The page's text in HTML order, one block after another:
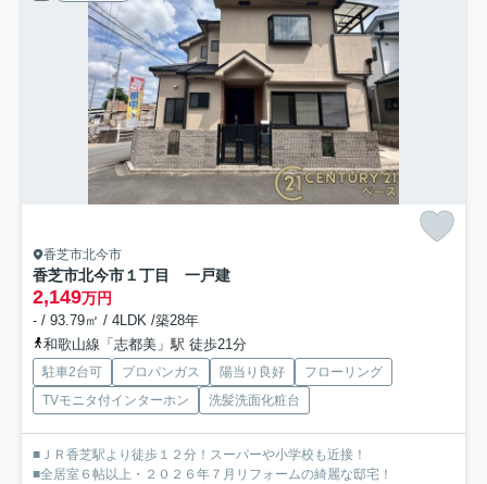
香芝市北今市
香芝市北今市１丁目 一戸建
2,149万円
- / 93.79㎡ / 4LDK /築28年
和歌山線「志都美」駅 徒歩21分
駐車2台可 プロパンガス 陽当り良好
フローリング
TVモニタ付インターホン
洗髪洗面化粧台
■ＪＲ香芝駅より徒歩１２分！スーパーや小学校も近接！
■全居室６帖以上・２０２６年７月リフォームの綺麗な邸宅！